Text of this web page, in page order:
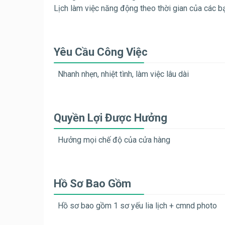
Lịch làm việc năng động theo thời gian của các
Yêu Cầu Công Việc
Nhanh nhẹn, nhiệt tình, làm việc lâu dài
Quyền Lợi Được Hưởng
Hưởng mọi chế độ của cửa hàng
Hồ Sơ Bao Gồm
Hồ sơ bao gồm 1 sơ yếu lia lịch + cmnd photo